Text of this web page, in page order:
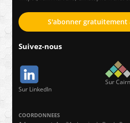
S'abonner gratuitement
Suivez-nous
Sur LinkedIn
Sur Cairn
COORDONNEES